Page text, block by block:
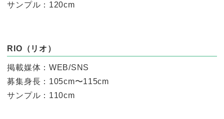
サンプル：120cm
RIO（リオ）
掲載媒体：WEB/SNS
募集身長：105cm〜115cm
サンプル：110cm